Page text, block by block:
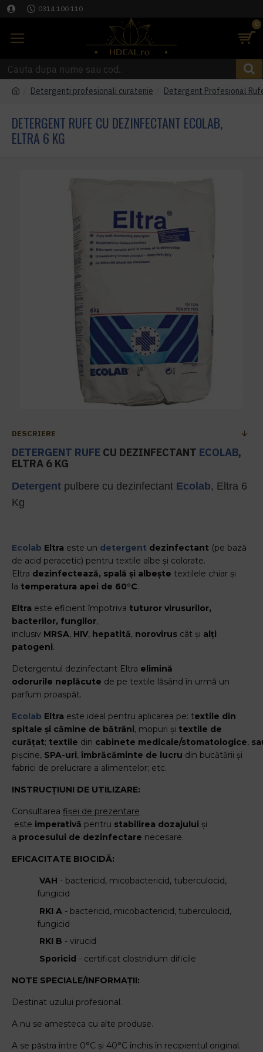
0314 100 110
0
Detergenti profesionali curatenie Detergent Profesional
DETERGENT RUFE CU DEZINFECTANT ECOLAB,
ELTRA 6 KG
DESCRIERE
DETERGENT RUFE CU DEZINFECTANT ECOLAB,
ELTRA 6 KG
Detergent pulbere cu dezinfectant Ecolab, Eltra 6
Kg
Ecolab Eltra este un detergent dezinfectant (pe bază
de acid peracetic) pentru textile albe și colorate.
Eltra dezinfectează, spală și albește textilele chiar și
la temperatura apei de 60°C.
Eltra este eficient împotriva tuturor virusurilor,
bacterilor, fungilor,
inclusiv MRSA, HIV, hepatită, norovirus cât și alți
patogeni.
Detergentul dezinfectant Eltra elimină
odorurile neplăcute de pe textile lăsând în urmă un
parfum proaspăt.
Ecolab Eltra este ideal pentru aplicarea pe: textile din
spitale și cămine de bătrâni, mopuri și textile de
curățat; textile din cabinete medicale/stomatologice,
pișcine, SPA-uri, îmbrăcăminte de lucru din bucătării și
fabrici de prelucrare a alimentelor; etc.
INSTRUCȚIUNI DE UTILIZARE:
Consultarea fișei de prezentare
este imperativă pentru stabilirea dozajului și
a procesului de dezinfectare necesare.
EFICACITATE BIOCIDĂ:
VAH - bactericid, micobactericid, tuberculocid,
fungicid
RKI A - bactericid, micobactericid, tuberculocid,
fungicid
RKI B - virucid
Sporicid - certificat clostridium dificile
NOTE SPECIALE/INFORMAȚII:
Destinat uzului profesional.
A nu se amesteca cu alte produse.
A se păstra între 0°C și 40°C închis în recipientul original.